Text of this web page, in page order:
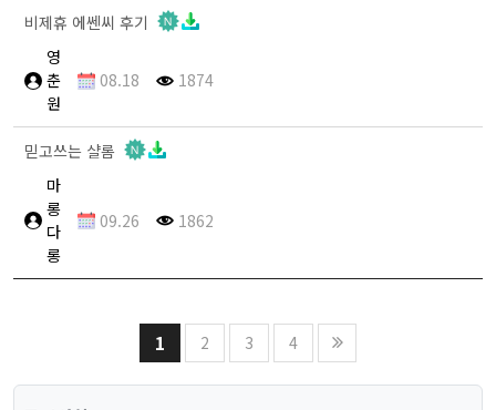
비제휴 에쎈씨 후기
영
춘
원
08.18 1874
믿고쓰는 샬롬
마
롱
다
롱
09.26 1862
1 2 3 4